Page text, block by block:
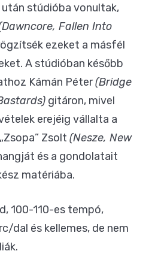
stúdióba vonultak,
Fallen Into
ezeket a másfél
A stúdióban később
Kámán Péter(Bridge
gitáron, mivel
erejéig vállalta a
Zsolt (Nesze, New
és a gondolatait
matériába.
100-110-es tempó,
dal és kellemes, de nem